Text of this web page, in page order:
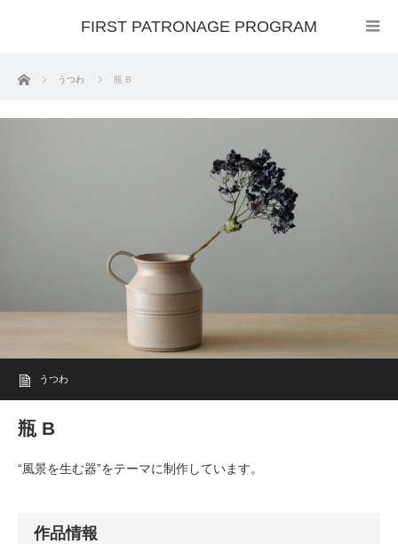
FIRST PATRONAGE PROGRAM
ホーム うつわ 瓶 B
うつわ
瓶 B
“風景を生む器”をテーマに制作しています。
作品情報